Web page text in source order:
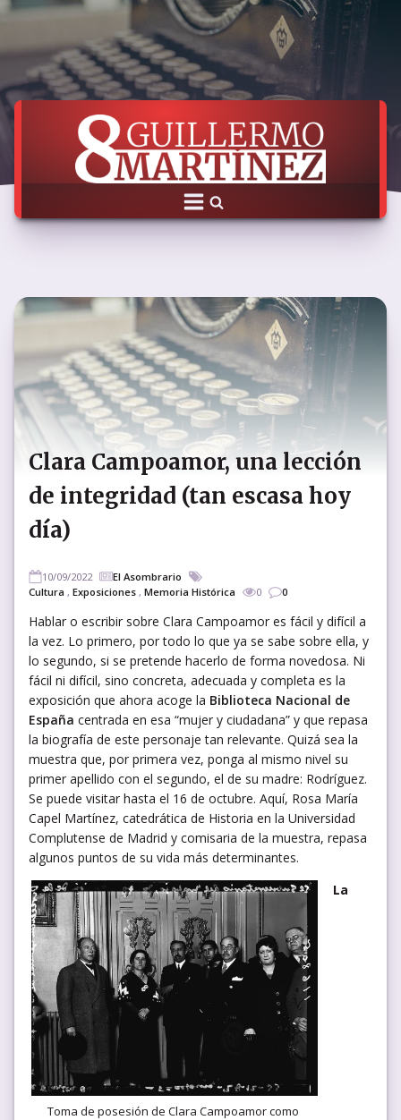
Clara Campoamor, una lección
de integridad (tan escasa hoy
día)
10/09/2022
El Asombrario
Cultura , Exposiciones , Memoria Histórica 0 0
Hablar o escribir sobre Clara Campoamor es fácil y difícil a
la vez. Lo primero, por todo lo que ya se sabe sobre ella, y
lo segundo, si se pretende hacerlo de forma novedosa. Ni
fácil ni difícil, sino concreta, adecuada y completa es la
exposición que ahora acoge la Biblioteca Nacional de
España centrada en esa “mujer y ciudadana” y que repasa
la biografía de este personaje tan relevante. Quizá sea la
muestra que, por primera vez, ponga al mismo nivel su
primer apellido con el segundo, el de su madre: Rodríguez.
Se puede visitar hasta el 16 de octubre. Aquí, Rosa María
Capel Martínez, catedrática de Historia en la Universidad
Complutense de Madrid y comisaria de la muestra, repasa
algunos puntos de su vida más determinantes.
Toma de posesión de Clara Campoamor como
La